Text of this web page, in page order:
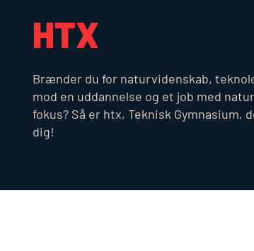
HTX
Brænder du for naturvidenskab,
mod en uddannelse og et job med
fokus? Så er htx, Teknisk Gymnasium,
dig!